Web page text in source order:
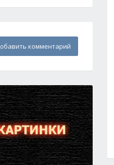
комментарий